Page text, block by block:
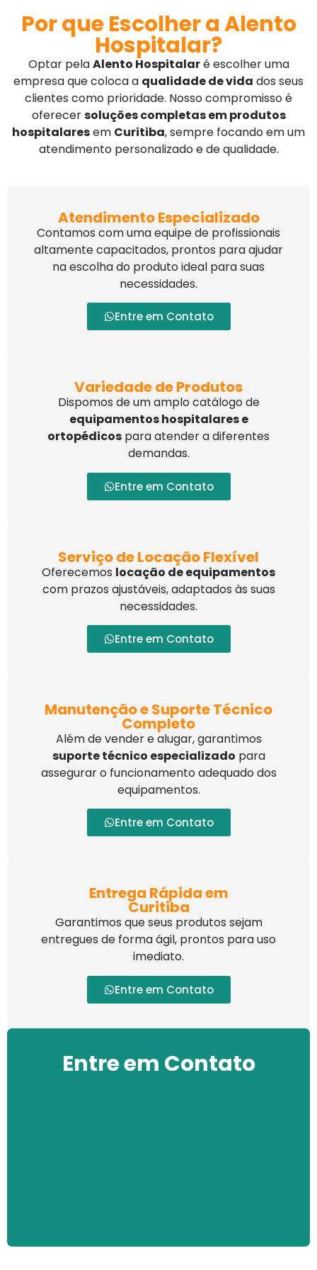
Por que Escolher a Alento
Hospitalar?
Optar pelaAlento Hospitalaré escolher uma
empresa que coloca a qualidade de vida dos seus
clientes como prioridade. Nosso compromisso é
oferecersoluções completas em produtos
hospitalaresem Curitiba, sempre focando em um
atendimento personalizado e de qualidade.
Atendimento Especializado
Contamos com uma equipe de profissionais
altamente capacitados, prontos para ajudar
na escolha do produto ideal para suas
necessidades.
Entre em Contato
Variedade de Produtos
Dispomos de um amplo catálogo de
equipamentos hospitalares e
ortopédicos para atender a diferentes
demandas.
Entre em Contato
Serviço de Locação Flexível
Oferecemos locação de equipamentos
com prazos ajustáveis, adaptados às suas
necessidades.
Entre em Contato
Manutenção e Suporte Técnico
Completo
Além de vender e alugar, garantimos
suporte técnico especializado para
assegurar o funcionamento adequado dos
equipamentos.
Entre em Contato
Entrega Rápida em
Curitiba
Garantimos que seus produtos sejam
entregues de forma ágil, prontos para uso
imediato.
Entre em Contato
Entre em Contato